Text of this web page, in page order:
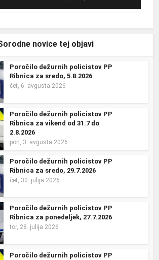
novice tej objavi
Poročilo dežurnih policistov PP
Ribnica za sredo, 5.8.2026
čet, 6. avgusta 2026
Poročilo dežurnih policistov PP
Ribnica za vikend od 31.7 do
2.8.2026
pon, 3. avgusta 2026
Poročilo dežurnih policistov PP
Ribnica za sredo, 29.7.2026
čet, 30. julija 2026
Poročilo dežurnih policistov PP
Ribnica za ponedeljek, 27.7.2026
tor, 28. julija 2026
Poročilo dežurnih policistov PP